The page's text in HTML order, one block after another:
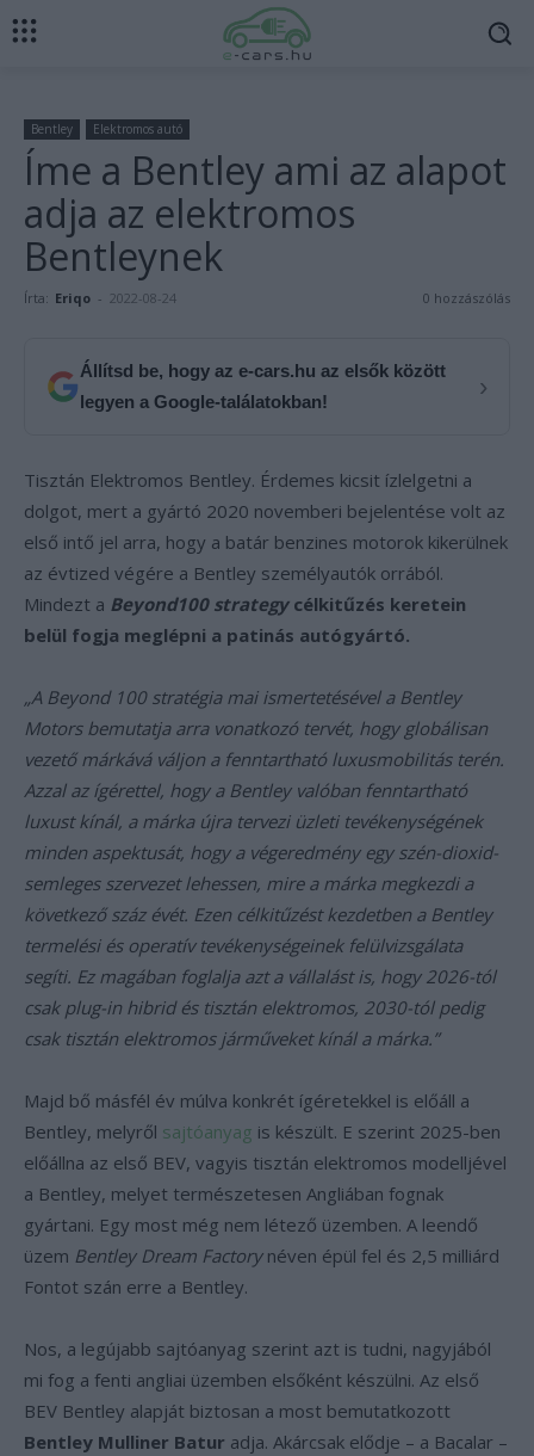
Bentley Elektromos autó
Íme a Bentley ami az alapot
adja az elektromos
Bentleynek
Írta: Eriqo - 2022-08-24 0 hozzászólás
Állítsd be, hogy az e-cars.hu az elsők között
legyen a Google-találatokban!
›
Tisztán Elektromos Bentley. Érdemes kicsit ízlelgetni a
dolgot, mert a gyártó 2020 novemberi bejelentése volt az
első intő jel arra, hogy a batár benzines motorok kikerülnek
az évtized végére a Bentley személyautók orrából.
Mindezt a Beyond100 strategycélkitűzés keretein
belül fogja meglépni a patinás autógyártó.
„A Beyond 100 stratégia mai ismertetésével a Bentley
Motors bemutatja arra vonatkozó tervét, hogy globálisan
vezető márkává váljon a fenntartható luxusmobilitás terén.
Azzal az ígérettel, hogy a Bentley valóban fenntartható
luxust kínál, a márka újra tervezi üzleti tevékenységének
minden aspektusát, hogy a végeredmény egy szén-dioxid-
semleges szervezet lehessen, mire a márka megkezdi a
következő száz évét. Ezen célkitűzést kezdetben a Bentley
termelési és operatív tevékenységeinek felülvizsgálata
segíti. Ez magában foglalja azt a vállalást is, hogy 2026-tól
csak plug-in hibrid és tisztán elektromos, 2030-tól pedig
csak tisztán elektromos járműveket kínál a márka.”
Majd bő másfél év múlva konkrét ígéretekkel is előáll a
Bentley, melyről sajtóanyag is készült. E szerint 2025-ben
előállna az első BEV, vagyis tisztán elektromos modelljével
a Bentley, melyet természetesen Angliában fognak
gyártani. Egy most még nem létező üzemben. A leendő
üzem Bentley Dream Factory néven épül fel és 2,5 milliárd
Fontot szán erre a Bentley.
Nos, a legújabb sajtóanyag szerint azt is tudni, nagyjából
mi fog a fenti angliai üzemben elsőként készülni. Az első
BEV Bentley alapját biztosan a most bemutatkozott
Bentley Mulliner Batur adja. Akárcsak elődje – a Bacalar –